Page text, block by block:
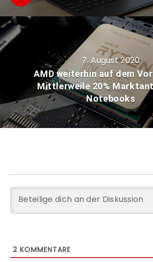
7. August 2020
AMD weiterhin auf dem
Mittlerweile 20%
Notebooks
2 KOMMENTARE